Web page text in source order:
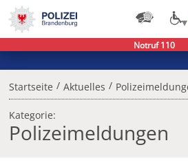
Startseite / Aktuelles /
Kategorie:
Polizeimeldungen
Notruf 110